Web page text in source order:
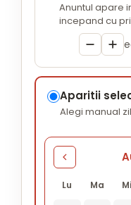
Anuntul apare
incepand cu
Aparitii
Alegi manual
Lu Ma Mi